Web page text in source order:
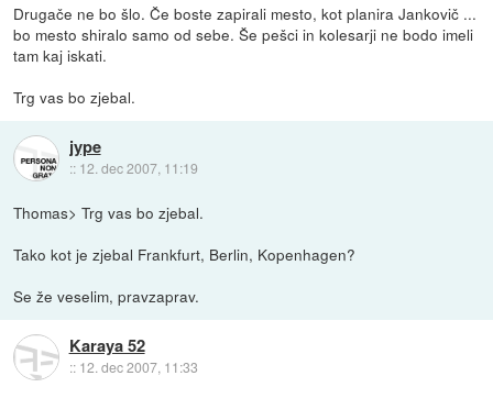
Drugače ne bo šlo. Če boste zapirali mesto, kot planira Jankovič ...
bo mesto shiralo samo od sebe. Še pešci in kolesarji ne bodo imeli
tam kaj iskati.
Trg vas bo zjebal.
jype
:: 12. dec 2007, 11:19
Thomas> Trg vas bo zjebal.
Tako kot je zjebal Frankfurt, Berlin, Kopenhagen?
Se že veselim, pravzaprav.
Karaya 52
:: 12. dec 2007, 11:33